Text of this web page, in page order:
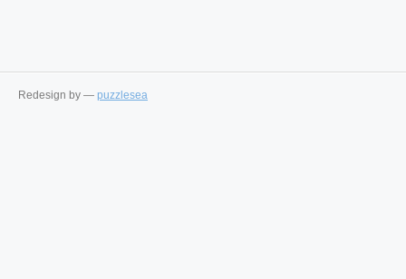
Redesign by — puzzlesea